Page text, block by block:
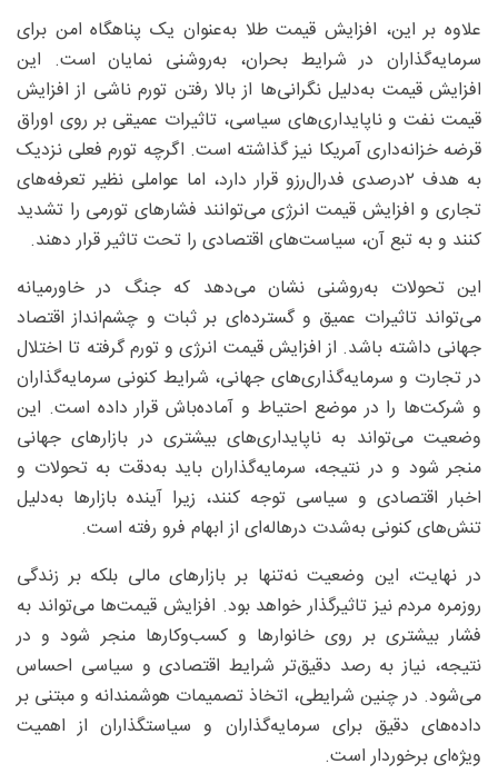
علاوه بر این، افزایش قیمت طلا به‌عنوان یک پناهگاه امن برای
سرمایه‌گذاران در شرایط بحران، به‌روشنی نمایان است. این
افزایش قیمت به‌دلیل نگرانی‌ها از بالا رفتن تورم ناشی از افزایش
قیمت نفت و ناپایداری‌های سیاسی، تاثیرات عمیقی بر روی اوراق
قرضه خزانه‌داری آمریکا نیز گذاشته است. اگرچه تورم فعلی نزدیک
به هدف ۲‌درصدی فدرال‌رزو قرار دارد، اما عواملی نظیر تعرفه‌های
تجاری و افزایش قیمت انرژی می‌توانند فشارهای تورمی را تشدید
کنند و به تبع آن، سیاست‌های اقتصادی را تحت تاثیر قرار دهند.
این تحولات به‌روشنی نشان می‌دهد که جنگ در خاورمیانه
می‌تواند تاثیرات عمیق و گسترده‌ای بر ثبات و چشم‌انداز اقتصاد
جهانی داشته باشد. از افزایش قیمت انرژی و تورم گرفته تا اختلال
در تجارت و سرمایه‌گذاری‌های جهانی، شرایط کنونی سرمایه‌گذاران
و شرکت‌ها را در موضع احتیاط و آماده‌باش قرار داده است. این
وضعیت می‌تواند به ناپایداری‌های بیشتری در بازارهای جهانی
منجر شود و در نتیجه، سرمایه‌گذاران باید به‌دقت به تحولات و
اخبار اقتصادی و سیاسی توجه کنند، زیرا آینده بازارها به‌دلیل
تنش‌های کنونی به‌شدت در‌هاله‌ای از ابهام فرو رفته است.
در نهایت، این وضعیت نه‌تنها بر بازارهای مالی بلکه بر زندگی
روزمره مردم نیز تاثیرگذار خواهد بود. افزایش قیمت‌ها می‌تواند به
فشار بیشتری بر روی خانوارها و کسب‌وکارها منجر شود و در
نتیجه، نیاز به رصد دقیق‌تر شرایط اقتصادی و سیاسی احساس
می‌شود. در چنین شرایطی، اتخاذ تصمیمات هوشمندانه و مبتنی بر
داده‌های دقیق برای سرمایه‌گذاران و سیاستگذاران از اهمیت
ویژه‌ای برخوردار است.